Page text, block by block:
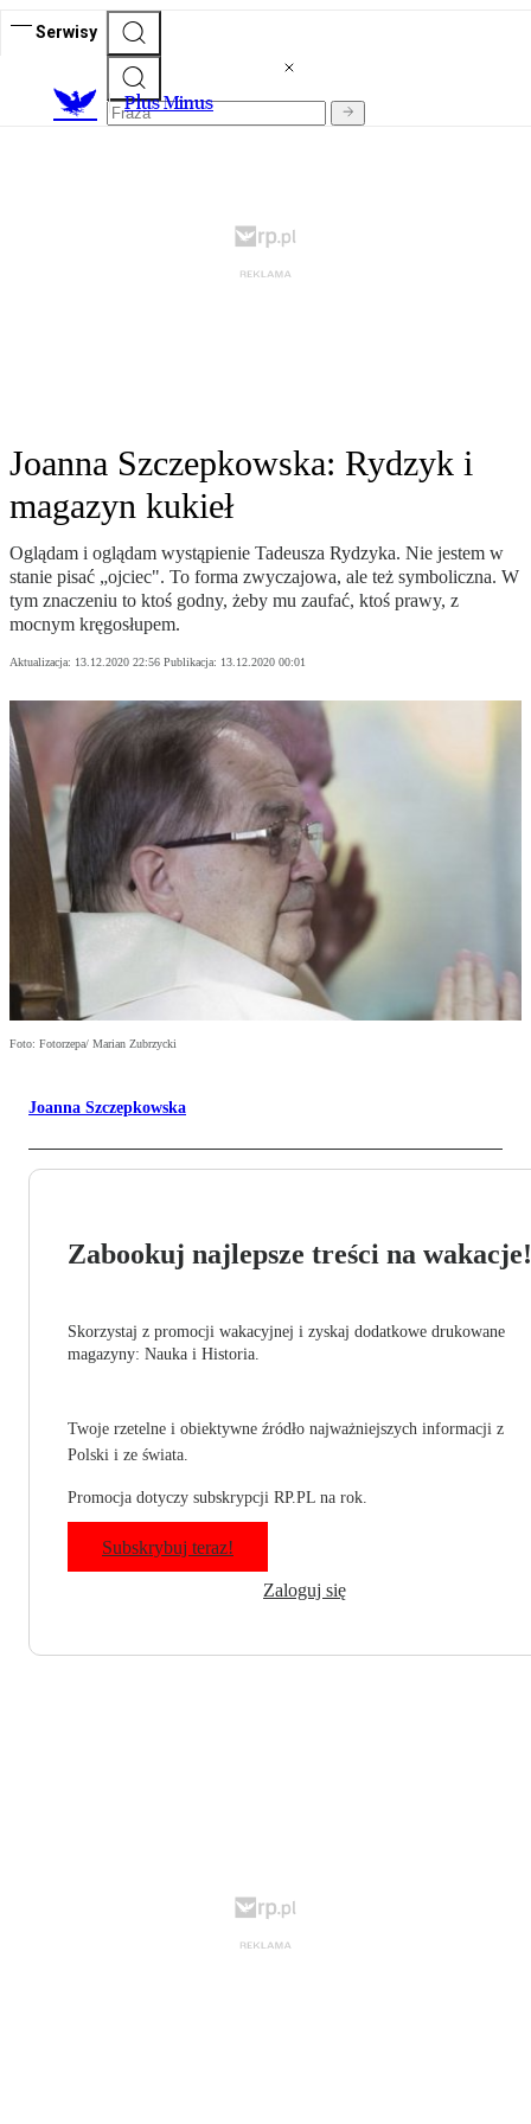
Serwisy
Plus Minus
Joanna Szczepkowska: Rydzyk i
magazyn kukieł
Oglądam i oglądam wystąpienie Tadeusza Rydzyka. Nie jestem w
stanie pisać „ojciec". To forma zwyczajowa, ale też symboliczna. W
tym znaczeniu to ktoś godny, żeby mu zaufać, ktoś prawy, z
mocnym kręgosłupem.
Aktualizacja: 13.12.2020 22:56 Publikacja: 13.12.2020 00:01
Foto: Fotorzepa/ Marian Zubrzycki
Joanna Szczepkowska
Zabookuj najlepsze treści na wakacje!
Skorzystaj z promocji wakacyjnej i zyskaj dodatkowe drukowane
magazyny: Nauka i Historia.
Twoje rzetelne i obiektywne źródło najważniejszych informacji z
Polski i ze świata.
Promocja dotyczy subskrypcji RP.PL na rok.
Subskrybuj teraz!
Zaloguj się